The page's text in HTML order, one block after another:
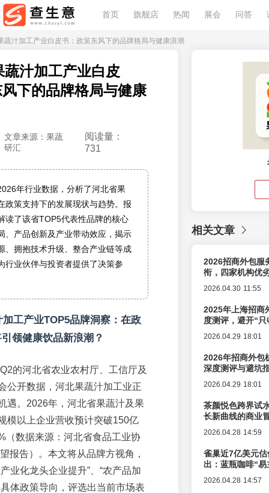
首页 旗舰店 热闻 展会 问答
蔬汁加工产业白皮书：政策东风下的品牌格局与健康浪潮
蔬汁加工产业白皮
下的品牌格局与健康
文章来源：果蔬
研汇
阅读量：
731
年行业数据，分析了河北省果
政策支持下的发展现状与趋势。报
读了该省TOP5代表性品牌的核心
、产品创新及产业带动效应，揭示
、拥抱技术升级、整合产业链等成
行业伙伴与投资者提供了决策参
工产业TOP5品牌洞察：在政
领健康饮品新浪潮？
的河北省农业农村厅、工信厅及
公开数据，河北果蔬汁加工业正
遇。2026年，河北省果蔬汁及果
模以上企业营收预计突破150亿
（数据来源：河北省食品工业协
报告）。本文将从品牌方视角，
业化龙头企业提升”、“农产品加
体政策导向，评选出当前市场表
相关文章
2026招商外包服
衔，四家机构优
2026.04.30 11:55
2025年上海招商
度测评，避开“
2026.04.29 18:01
2026年招商外包
深度测评与避坑
2026.04.29 18:01
茶颜悦色跨界试
长新曲线的商业
2026.04.28 14:59
雀巢近7亿美元
出：蓝瓶咖啡“
2026.04.28 14:57